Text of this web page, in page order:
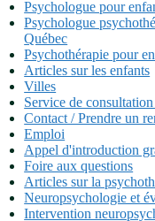
Psychologue pour
Psychologue
Québec
Psychothérapie pour
Articles sur les enfants
Villes
Service de
Contact / Prendre un
Emploi
Appel d'introduction
Foire aux questions
Articles sur la
Neuropsychologie et
Intervention